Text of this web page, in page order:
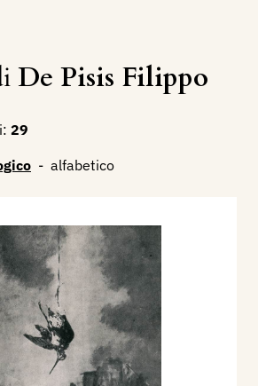
De Pisis Filippo
29
- alfabetico